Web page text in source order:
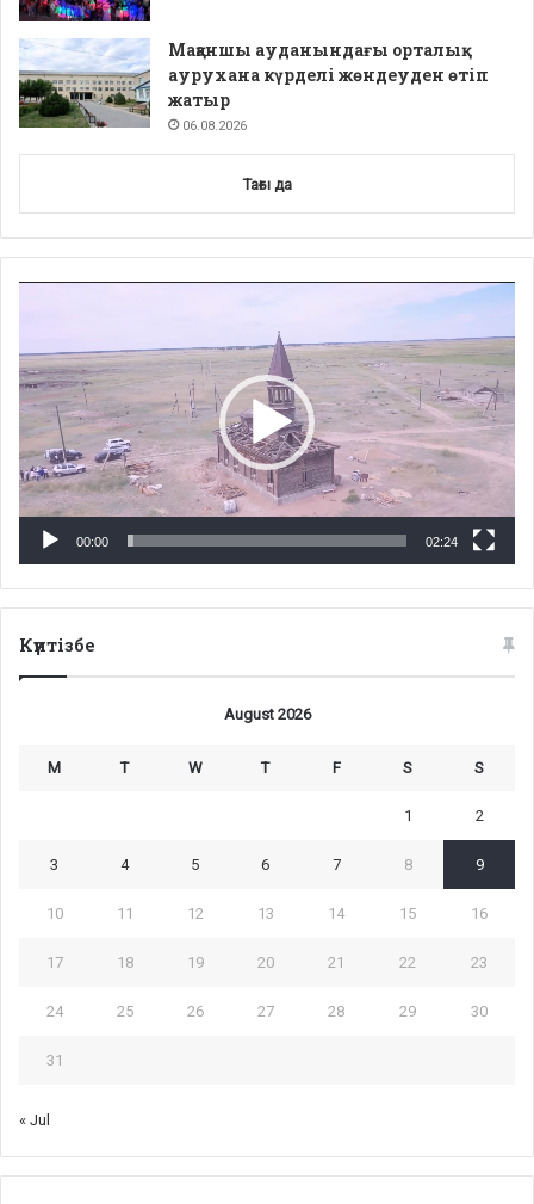
Мақаншы ауданындағы орталық
аурухана күрделі жөндеуден өтіп
жатыр
06.08.2026
Тағы да
00:00 02:24
Күнтізбе
August 2026
M T W T F S S
1 2
3 4 5 6 7 8 9
10 11 12 13 14 15 16
17 18 19 20 21 22 23
24 25 26 27 28 29 30
31
« Jul